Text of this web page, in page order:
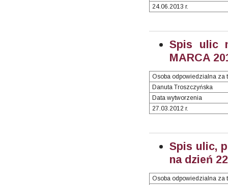
24.06.2013 r.
Spis ulic
MARCA
Osoba odpowiedzialna za
Danuta Troszczyńska
Data wytworzenia
27.03.2012 r.
Spis ulic,
na dzień
Osoba odpowiedzialna za